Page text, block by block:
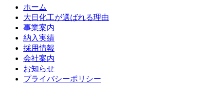
ホーム
大日化工が選ばれる理由
事業案内
納入実績
採用情報
会社案内
お知らせ
プライバシーポリシー